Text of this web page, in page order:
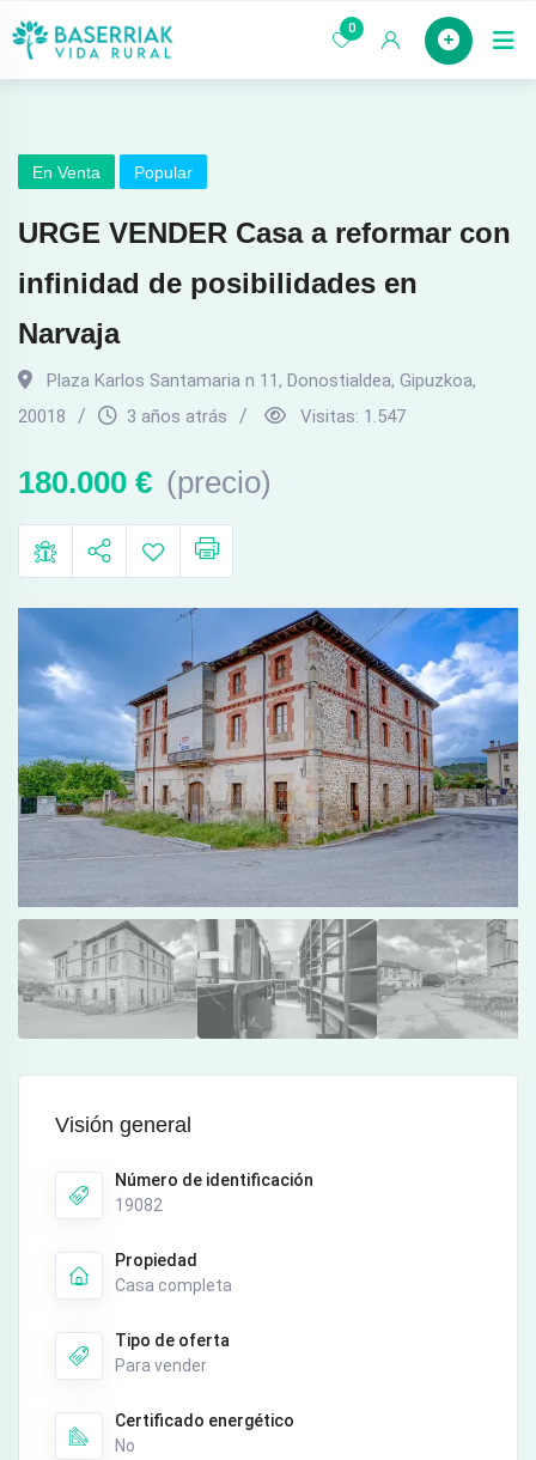
saltar
0
En Venta Popular
URGE VENDER Casa a reformar con
infinidad de posibilidades en
Narvaja
Plaza Karlos Santamaria n 11, Donostialdea, Gipuzkoa,
20018
3 años atrás Visitas: 1.547
180.000 € (precio)
Visión general
Número de identificación
19082
Propiedad
Casa completa
Tipo de oferta
Para vender
Certificado energético
No